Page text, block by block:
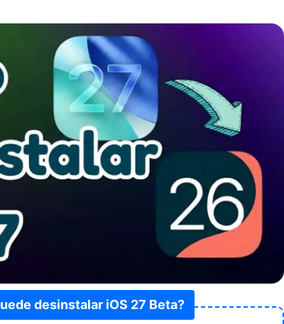
desinstalar iOS 27 Beta?